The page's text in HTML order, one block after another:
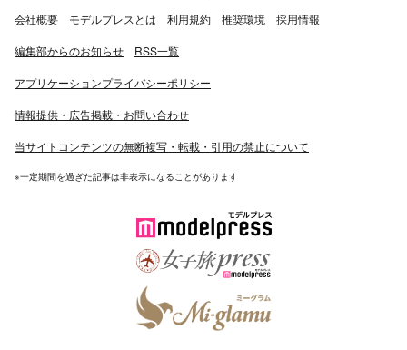
会社概要 モデルプレスとは 利用規約 推奨環境 採用情報
編集部からのお知らせ RSS一覧
アプリケーションプライバシーポリシー
情報提供・広告掲載・お問い合わせ
当サイトコンテンツの無断複写・転載・引用の禁止について
※一定期間を過ぎた記事は非表示になることがあります